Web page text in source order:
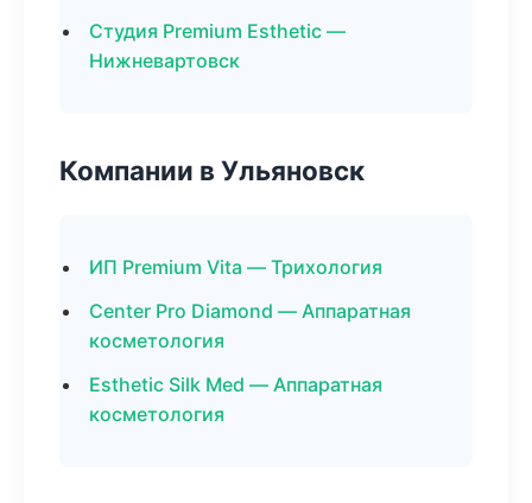
Студия Premium Esthetic —
Нижневартовск
Компании в Ульяновск
ИП Premium Vita — Трихология
Center Pro Diamond — Аппаратная
косметология
Esthetic Silk Med — Аппаратная
косметология